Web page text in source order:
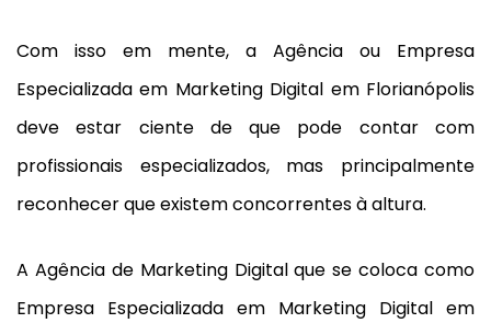
Com isso em mente, a Agência ou Empresa
Especializada em Marketing Digital em Florianópolis
deve estar ciente de que pode contar com
profissionais especializados, mas principalmente
reconhecer que existem concorrentes à altura.
A Agência de Marketing Digital que se coloca como
Empresa Especializada em Marketing Digital em